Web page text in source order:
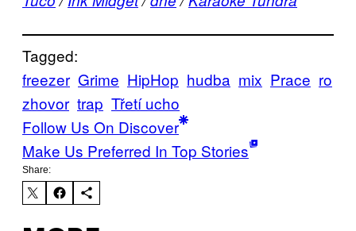
Tagged:
freezer Grime HipHop hudba mix Prace ro
zhovor trap Třetí ucho
Follow Us On Discover
Make Us Preferred In Top Stories
Share: